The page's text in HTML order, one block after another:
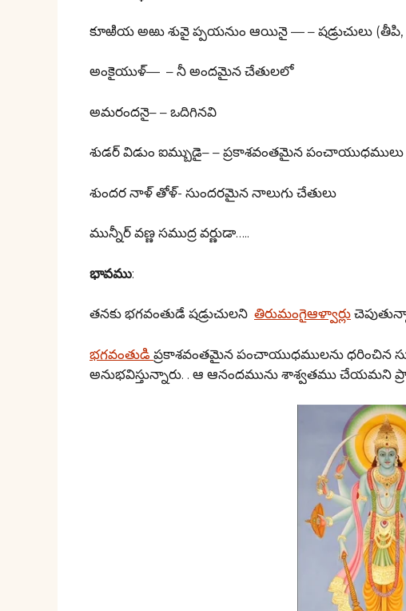
కూఱియ అఱు శువై ప్పయనుం ఆయినై — – షడ్రుచులు (తీపి,
అంకైయుళ్— – నీ అందమైన చేతులలో
అమరందనై– – ఒదిగినవి
శుడర్ విడుం ఐమ్బుడై– – ప్రకాశవంతమైన పంచాయుధములు
శుందర నాళ్ తోళ్- సుందరమైన నాలుగు చేతులు
మున్నీర్ వణ్ణ సముద్ర వర్ణుడా…..
భావము:
తనకు భగవంతుడే షడ్రుచులని తిరుమంగైఆళ్వార్లు
భగవంతుడి ప్రకాశవంతమైన పంచాయుధములను ధరించిన
అనుభవిస్తున్నారు. . ఆ ఆనందమును శాశ్వతము చేయమని